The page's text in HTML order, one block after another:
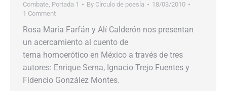
Combate, Portada 1 By Círculo de poesía
18/03/2010
1 Comment
Rosa María Farfán y Alí Calderón nos presentan
un acercamiento al cuento de
tema homoerótico en México a través de tres
autores: Enrique Serna, Ignacio Trejo Fuentes y
Fidencio González Montes.